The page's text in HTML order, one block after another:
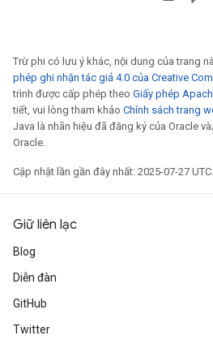
Trừ phi có lưu ý khác, nội dung của trang
phép ghi nhận tác giả 4.0 của Creative
trình được cấp phép theo Giấy phép
tiết, vui lòng tham khảo Chính sách trang
Java là nhãn hiệu đã đăng ký của Oracle
Oracle.
Cập nhật lần gần đây nhất: 2025-07-27 UTC.
Giữ liên lạc
Blog
Diễn đàn
GitHub
Twitter